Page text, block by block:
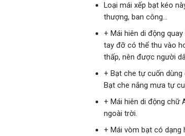
Loại mái xếp bạt kéo
thượng, ban công…
+ Mái hiên di động
tay đỡ có thể thu vào
thấp, nên được người
+ Bạt che tự cuốn
Bạt che nắng mưa tự
+ Mái hiên di động chữ
ngoài trời.
+ Mái vòm bạt có dạng